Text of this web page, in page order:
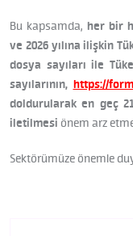
Bu kapsamda, her bir
ve 2026 yılına ilişkin
dosya sayıları ile
sayılarının, https://
doldurularak en geç
iletilmesi önem arz
Sektörümüze önemle